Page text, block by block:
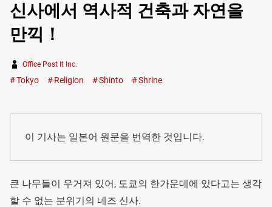
신사에서 역사적 건축과 자연을
만끽！
Office Post It Inc.
Tokyo Religion Shinto Shrine
이 기사는 일본어 원문을 번역한 것입니다.
큰 나무들이 우거져 있어, 도쿄의 한가운데에 있다고는 생각
할 수 없는 분위기의 네즈 신사.